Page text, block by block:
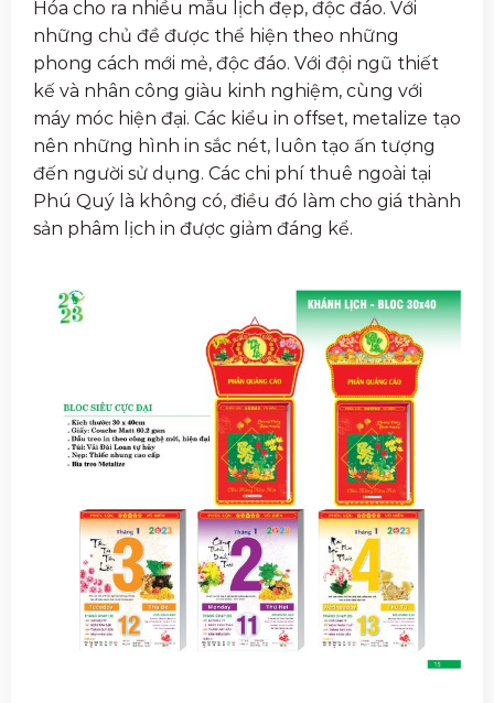
Hóa cho ra nhiều mẫu lịch đẹp, độc đáo. Với
những chủ đề được thể hiện theo những
phong cách mới mẻ, độc đáo. Với đội ngũ thiết
kế và nhân công giàu kinh nghiệm, cùng với
máy móc hiện đại. Các kiểu in offset, metalize tạo
nên những hình in sắc nét, luôn tạo ấn tượng
đến người sử dụng. Các chi phí thuê ngoài tại
Phú Quý là không có, điều đó làm cho giá thành
sản phâm lịch in được giảm đáng kể.